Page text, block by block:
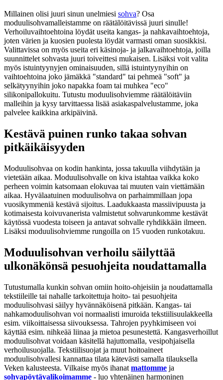
Millainen olisi juuri sinun unelmiesi sohva? Osa
moduulisohvamalleistamme on räätälöitävissä juuri sinulle!
Verhoiluvaihtoehtoina löydät useita kangas- ja nahkavaihtoehtoja,
joten värien ja kuosien puolesta löydät varmasti oman suosikkisi.
Valittavissa on myös useita eri käsinoja- ja jalkavaihtoehtoja, joilla
suunnittelet sohvasta juuri toiveittesi mukaisen. Lisäksi voit valita
myös istuintyynyjen ominaisuuden, sillä istuintyynyihin on
vaihtoehtoina joko jämäkkä "standard" tai pehmeä "soft" ja
selkätyynyihin joko napakka foam tai muhkea "eco"
silikonipallokuitu. Tutustu moduulisohviemme räätälöitäviin
malleihin ja kysy tarvittaessa lisää asiakaspalvelustamme, joka
palvelee kaikkina arkipäivinä.
Kestävä puinen runko takaa sohvan
pitkäikäisyyden
Moduulisohvaa on kodin hankinta, jossa takuulla viihdytään ja
vietetään aikaa. Moduulisohvalle on kiva istahtaa vaikka koko
perheen voimin katsomaan elokuvaa tai muuten vain viettämään
aikaa. Hyvälaatuinen moduulisohva on parhaimmillaan jopa
vuosikymmeniä kestävä sijoitus. Laadukkaasta massiivipuusta ja
kotimaisesta koivuvanerista valmistetut sohvarunkomme kestävät
käytössä vuodesta toiseen ja antavat sohvalle ryhdikkään ilmeen.
Lisäksi moduulisohviemme rungoilla on 15 vuoden runkotakuu.
Moduulisohvan verhoilu säilyttää
ulkonäkönsä pesuohjeita noudattamalla
Tutustumalla kunkin sohvan omiin hoito-ohjeisiin ja noudattamalla
tekstiileille tai nahalle tarkoitettuja hoito- tai pesuohjeita
moduulisohvasi säilyy hyvännäköisenä pitkään. Kangas- tai
nahkamoduulisohvan voi normaalisti imuroida tekstiilisuulakkeella
esim. viikoittaisessa siivouksessa. Tahrojen pyyhkimiseen voi
käyttää esim. nihkeää liinaa ja mietoa pesunestettä. Kangasverhoillut
moduulisohvat voidaan käsitellä hajuttomalla, vesipohjaisella
verhoilusuojalla. Tekstiilisuojat ja muut hoitoaineet
moduulisohvallesi kannattaa tilata kätevästi samalla tilauksella
Veken kalusteesta. Vilkaise myös ihanat mattomme ja
sohvapöytävalikoimamme - luo yhtenäinen harmoninen